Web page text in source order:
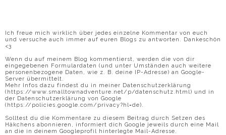
Ich freue mich wirklich über jedes einzelne Kommentar von euch
und versuche auch immer auf euren Blogs zu antworten. Dankeschön
<3
Wenn du auf meinem Blog kommentierst, werden die von dir
eingegebenen Formulardaten (und unter Umständen auch weitere
personenbezogene Daten, wie z. B. deine IP-Adresse) an Google-
Server übermittelt.
Mehr Infos dazu findest du in meiner Datenschutzerklärung
(https://www.smalltownadventure.net/p/datenschutz.html) und in
der Datenschutzerklärung von Google
(https://policies.google.com/privacy?hl=de).
Solltest du die Kommentare zu diesem Beitrag durch Setzen des
Häkchens abonnieren, informiert dich Google jeweils durch eine Mail
an die in deinem Googleprofil hinterlegte Mail-Adresse.